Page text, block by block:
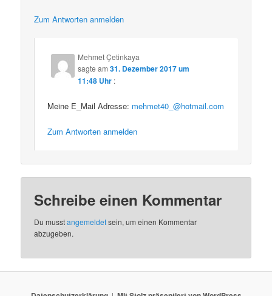
Zum Antworten anmelden
Mehmet Çetinkaya
sagte am31. Dezember 2017 um
11:48 Uhr :
Meine E_Mail Adresse: mehmet40_@hotmail.com
Zum Antworten anmelden
Schreibe einen Kommentar
Du musstangemeldetsein, um einen Kommentar
abzugeben.